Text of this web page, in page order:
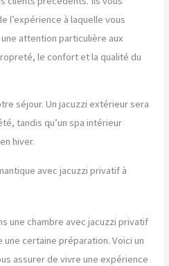
l’expérience à laquelle vous
attention particulière aux
le confort et la qualité du
séjour. Un jacuzzi extérieur sera
tandis qu’un spa intérieur
hiver.
avec jacuzzi privatif à
une chambre avec jacuzzi privatif
une certaine préparation. Voici un
assurer de vivre une expérience